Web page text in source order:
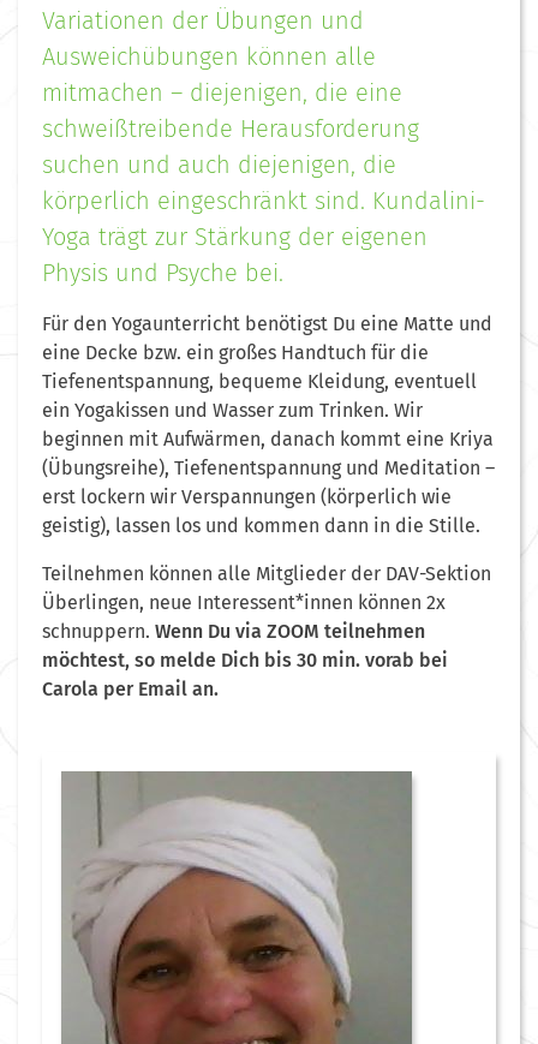
Variationen der Übungen und
Ausweichübungen können alle
mitmachen – diejenigen, die eine
schweißtreibende Herausforderung
suchen und auch diejenigen, die
körperlich eingeschränkt sind. Kundalini-
Yoga trägt zur Stärkung der eigenen
Physis und Psyche bei.
Für den Yogaunterricht benötigst Du eine Matte und
eine Decke bzw. ein großes Handtuch für die
Tiefenentspannung, bequeme Kleidung, eventuell
ein Yogakissen und Wasser zum Trinken. Wir
beginnen mit Aufwärmen, danach kommt eine Kriya
(Übungsreihe), Tiefenentspannung und Meditation –
erst lockern wir Verspannungen (körperlich wie
geistig), lassen los und kommen dann in die Stille.
Teilnehmen können alle Mitglieder der DAV-Sektion
Überlingen, neue Interessent*innen können 2x
schnuppern. Wenn Du via ZOOM teilnehmen
möchtest, so melde Dich bis 30 min. vorab bei
Carola per Email an.